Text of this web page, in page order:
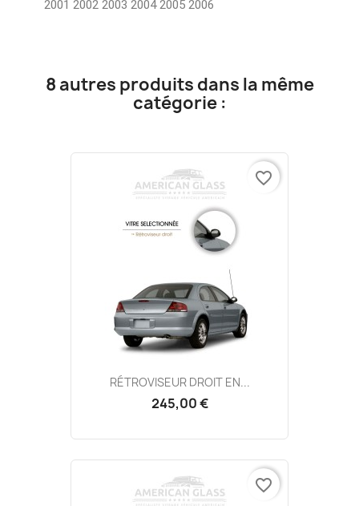
2001 2002 2003 2004 2005 2006
8 autres produits dans la même
catégorie :
RÉTROVISEUR DROIT EN...
245,00 €
favorite_border
favorite_border